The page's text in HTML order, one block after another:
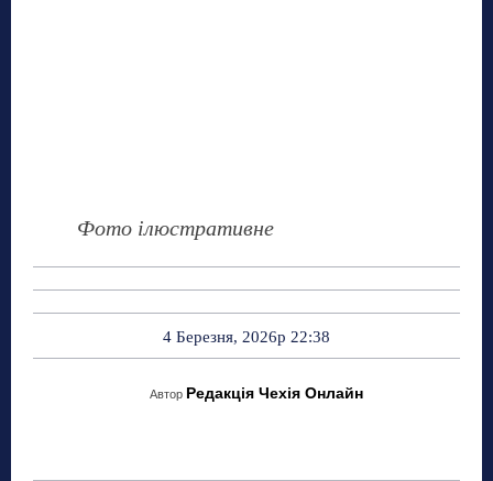
Фото ілюстративне
4 Березня, 2026р 22:38
Автор Редакція Чехія Онлайн